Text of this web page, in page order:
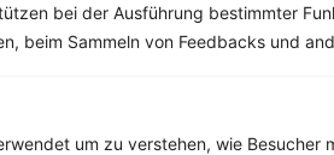
bei der Ausführung bestimmter
beim Sammeln von Feedbacks und
um zu verstehen, wie Besucher
‹ Kalorien:388